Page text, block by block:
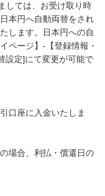
しては、お受け取り時
本円へ自動両替をされ
します。日本円への自
ページ】-【登録情報・
定]にて変更が可能で
口座に入金いたしま
場合、利払・償還日の